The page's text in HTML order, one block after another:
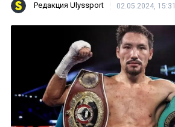
Редакция Ulyssport 02.05.2024, 15:31